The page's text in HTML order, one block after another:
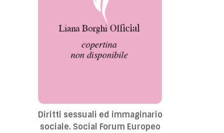
Diritti sessuali ed immaginario
sociale. Social Forum Europeo